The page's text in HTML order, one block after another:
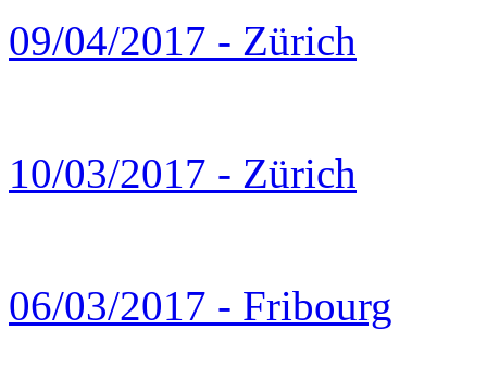
09/04/2017 - Zürich
10/03/2017 - Zürich
06/03/2017 - Fribourg